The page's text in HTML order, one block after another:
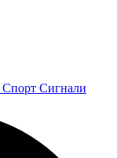
Спорт Сигнали